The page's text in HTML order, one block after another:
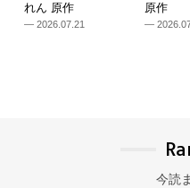
れん 原作
— 2026.07.21
原作
—
今読